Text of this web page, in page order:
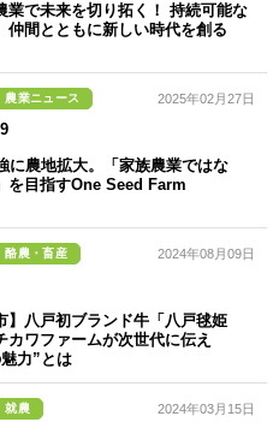
業で未来を切り拓く！ 持続可能な
仲間とともに新しい時代を創る
農業ニュース 2025年02月27日
に農地拡大。「家族農業ではな
を目指すOne Seed Farm
酪農・畜産 2024年08月09日
】八戸初ブランド牛「八戸毬姫
カワファームが次世代に伝え
力”とは
就農 2024年03月15日